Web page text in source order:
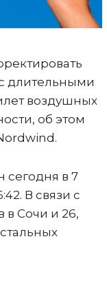
длительными
воздушных
об этом
сегодня в 7
В связи с
в Сочи и 26,